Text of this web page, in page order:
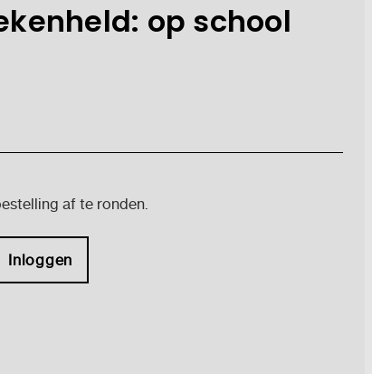
op school
af te ronden.
Inloggen